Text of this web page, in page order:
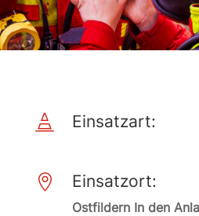
 Einsatzart:
 Einsatzort:
Ostfildern In den